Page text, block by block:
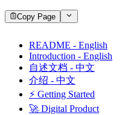
Copy Page
README - English
Introduction - English
自述文档 - 中文
介绍 - 中文
⚡ Getting Started
🚀 Digital Product